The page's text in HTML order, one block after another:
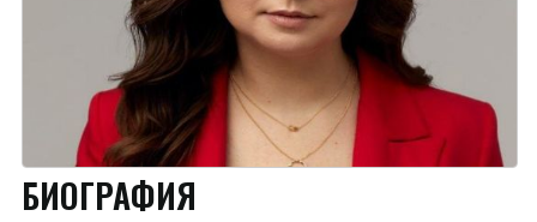
БИОГРАФИЯ